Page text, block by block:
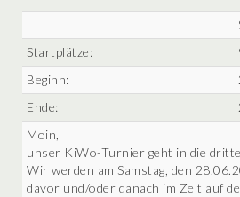
Startplätze:
Beginn:
Ende:
Moin,
unser KiWo-Turnier geht in die
Wir werden am Samstag, den
davor und/oder danach im Zelt auf